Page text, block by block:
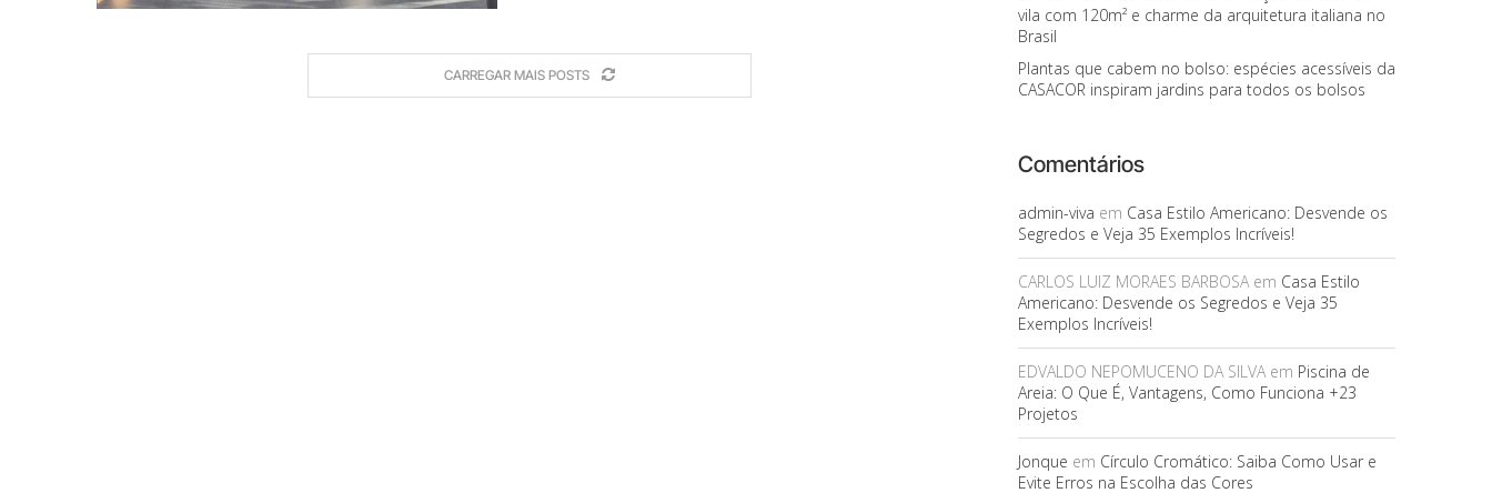
CARREGAR MAIS POSTS
vila com 120m² e charme da arquitetura italiana no
Brasil
Plantas que cabem no bolso: espécies acessíveis da
CASACOR inspiram jardins para todos os bolsos
Comentários
admin-viva em Casa Estilo Americano: Desvende os
Segredos e Veja 35 Exemplos Incríveis!
CARLOS LUIZ MORAES BARBOSAem Casa Estilo
Americano: Desvende os Segredos e Veja 35
Exemplos Incríveis!
EDVALDO NEPOMUCENO DA SILVAem Piscina de
Areia: O Que É, Vantagens, Como Funciona +23
Projetos
Jonque em Círculo Cromático: Saiba Como Usar e
Evite Erros na Escolha das Cores